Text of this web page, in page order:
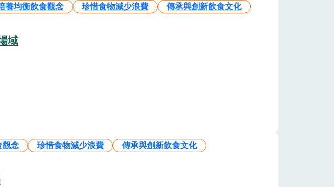
養均衡飲食觀念 珍惜食物減少浪費
傳承與創新飲食文化
域
觀念 珍惜食物減少浪費
傳承與創新飲食文化